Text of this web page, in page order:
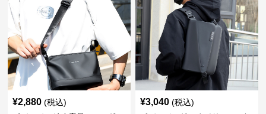
¥2,880 (税込) ¥3,040 (税込)